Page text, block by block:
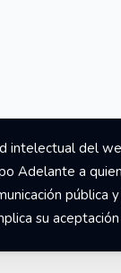
intelectual del
Adelante a
pública
su aceptación